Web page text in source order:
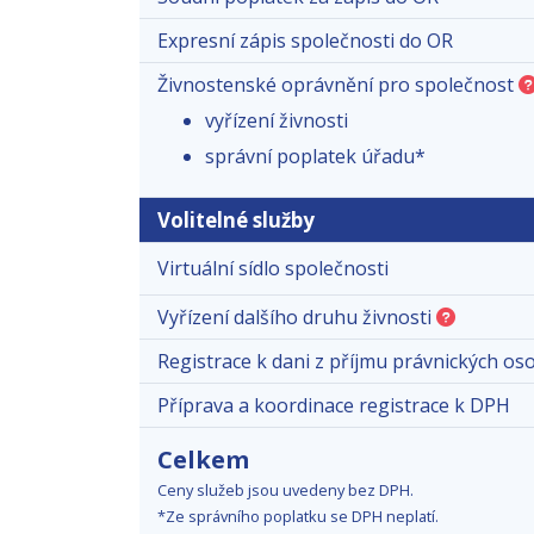
Expresní zápis společnosti do OR
Živnostenské oprávnění pro společnost
vyřízení živnosti
správní poplatek úřadu*
Volitelné služby
Virtuální sídlo společnosti
Vyřízení dalšího druhu živnosti
Registrace k dani z příjmu právnických
Příprava a koordinace registrace k DPH
Celkem
Ceny služeb jsou uvedeny bez DPH.
*Ze správního poplatku se DPH neplatí.